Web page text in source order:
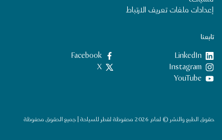
تابعنا
LinkedIn
‎Facebook‏
‎Instagram‏
X
YouTube
إعدادات ملفات تعريف الارتباط
حقوق الطبع والنشر © لعام 2026 محفوظة لقطر للسياحة | جميع الحقوق محفوظة